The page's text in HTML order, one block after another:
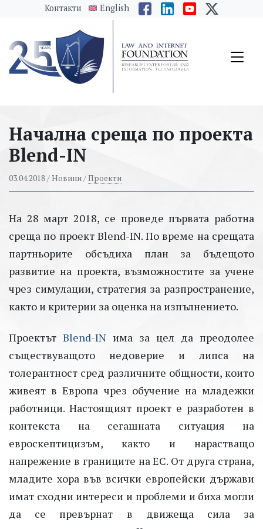
messages.Skip to main content
Контакти English
Начална среща по проекта
Blend-IN
03.04.2018/ Новини /Проекти
На 28 март 2018, се проведе първата работна
среща по проект Blend-IN. По време на срещата
партньорите обсъдиха план за бъдещото
развитие на проекта, възможностите за учене
чрез симулации, стратегия за разпространение,
както и критерии за оценка на изпълнението.
Проектът Blend-IN има за цел да преодолее
съществуващото недоверие и липса на
толерантност сред различните общности, които
живеят в Европа чрез обучение на младежки
работници. Настоящият проект е разработен в
контекста на сегашната ситуация на
евроскептицизъм, както и нарастващо
напрежение в границите на ЕС. От друга страна,
младите хора във всички европейски държави
имат сходни интереси и проблеми и биха могли
да се превърнат в движеща сила за